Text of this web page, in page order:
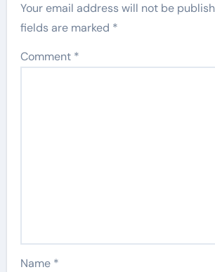
Your email address will not be
fields are marked *
Comment *
Name *